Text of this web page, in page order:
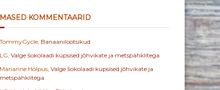
KOMMENTAARID
TommyGycle, Banaanilootsikud
LG, Valge šokolaadi küpsised jõhvikate ja metspähklitega
Marianne Hölpus, Valge šokolaadi küpsised jõhvikate ja
metspähklitega